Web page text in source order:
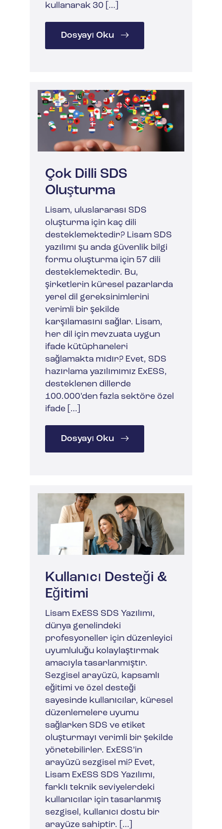
kullanarak 30 […]
Dosyayı Oku
Çok Dilli SDS
Oluşturma
Lisam, uluslararası SDS
oluşturma için kaç dili
desteklemektedir? Lisam SDS
yazılımı şu anda güvenlik bilgi
formu oluşturma için 57 dili
desteklemektedir. Bu,
şirketlerin küresel pazarlarda
yerel dil gereksinimlerini
verimli bir şekilde
karşılamasını sağlar. Lisam,
her dil için mevzuata uygun
ifade kütüphaneleri
sağlamakta mıdır? Evet, SDS
hazırlama yazılımımız ExESS,
desteklenen dillerde
100.000’den fazla sektöre özel
ifade […]
Dosyayı Oku
Kullanıcı Desteği &
Eğitimi
Lisam ExESS SDS Yazılımı,
dünya genelindeki
profesyoneller için düzenleyici
uyumluluğu kolaylaştırmak
amacıyla tasarlanmıştır.
Sezgisel arayüzü, kapsamlı
eğitimi ve özel desteği
sayesinde kullanıcılar, küresel
düzenlemelere uyumu
sağlarken SDS ve etiket
oluşturmayı verimli bir şekilde
yönetebilirler. ExESS’in
arayüzü sezgisel mi? Evet,
Lisam ExESS SDS Yazılımı,
farklı teknik seviyelerdeki
kullanıcılar için tasarlanmış
sezgisel, kullanıcı dostu bir
arayüze sahiptir. […]